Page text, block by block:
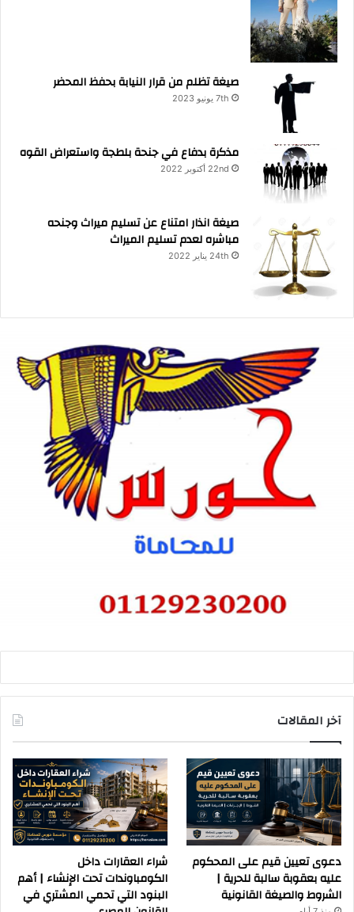
صيغة تظلم من قرار النيابة بحفظ المحضر
7th يونيو 2023
مذكرة بدفاع في جنحة بلطجة واستعراض القوه
22nd أكتوبر 2022
صيغة انذار امتناع عن تسليم ميراث وجنحه
مباشره لعدم تسليم الميراث
24th يناير 2022
آخر المقالات
دعوى تعيين قيم على المحكوم
عليه بعقوبة سالبة للحرية |
الشروط والصيغة القانونية
شراء العقارات داخل
الكومباوندات تحت الإنشاء | أهم
البنود التي تحمي المشتري في